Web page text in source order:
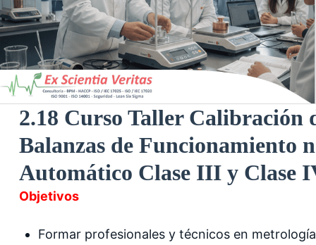
2.18 Curso Taller Calibración
Balanzas de Funcionamiento
Automático Clase III y Clase
Objetivos
Formar profesionales y técnicos en